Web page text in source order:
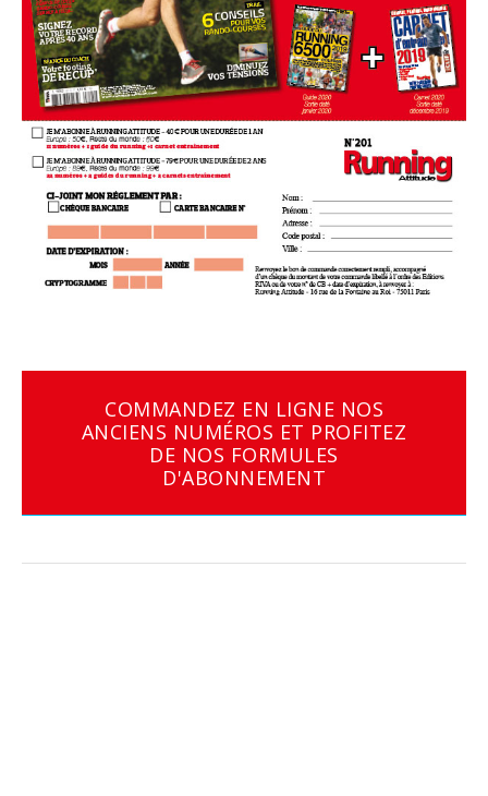
COMMANDEZ EN LIGNE NOS
ANCIENS NUMÉROS ET PROFITEZ
DE NOS FORMULES
D'ABONNEMENT